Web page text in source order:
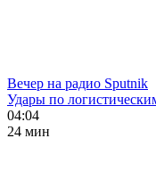
Вечер на радио Sputnik
Удары по
04:04
24 мин